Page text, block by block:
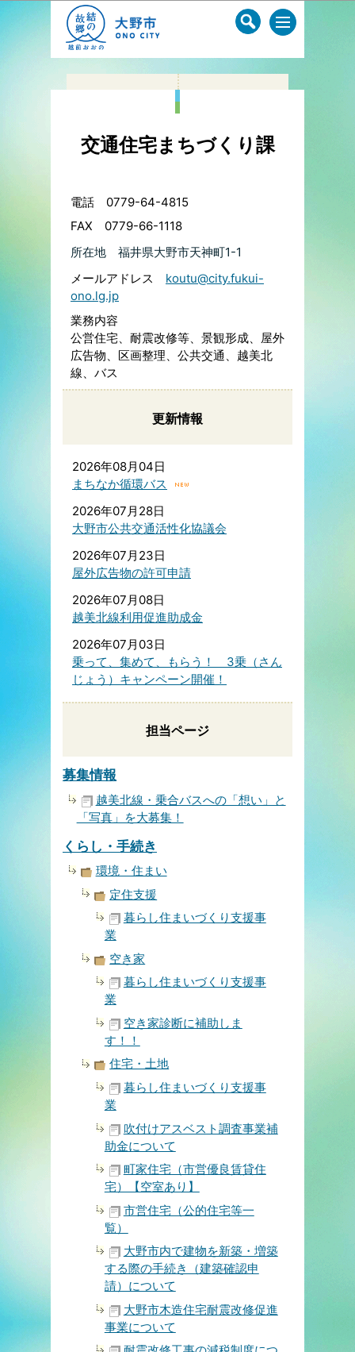
このページの本文へ移動
交通住宅まちづくり課
電話 0779-64-4815
FAX 0779-66-1118
所在地 福井県大野市天神町1-1
メールアドレス koutu@city.fukui-
ono.lg.jp
業務内容
公営住宅、耐震改修等、景観形成、屋外
広告物、区画整理、公共交通、越美北
線、バス
更新情報
2026年08月04日
まちなか循環バス
2026年07月28日
大野市公共交通活性化協議会
2026年07月23日
屋外広告物の許可申請
2026年07月08日
越美北線利用促進助成金
2026年07月03日
乗って、集めて、もらう！ 3乗（さん
じょう）キャンペーン開催！
担当ページ
募集情報
越美北線・乗合バスへの「想い」と
「写真」を大募集！
くらし・手続き
環境・住まい
定住支援
暮らし住まいづくり支援事
業
空き家
暮らし住まいづくり支援事
業
空き家診断に補助しま
す！！
住宅・土地
暮らし住まいづくり支援事
業
吹付けアスベスト調査事業補
助金について
町家住宅（市営優良賃貸住
宅）【空室あり】
市営住宅（公的住宅等一
覧）
大野市内で建物を新築・増築
する際の手続き（建築確認申
請）について
大野市木造住宅耐震改修促進
事業について